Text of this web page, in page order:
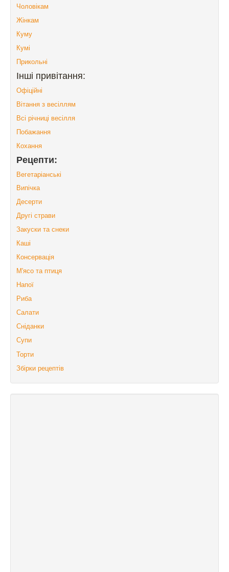
Чоловікам
Жінкам
Куму
Кумі
Прикольні
Інші привітання:
Офіційні
Вітання з весіллям
Всі річниці весілля
Побажання
Кохання
Рецепти:
Вегетаріанські
Випічка
Десерти
Другі страви
Закуски та снеки
Каші
Консервація
М'ясо та птиця
Напої
Риба
Салати
Сніданки
Супи
Торти
Збірки рецептів